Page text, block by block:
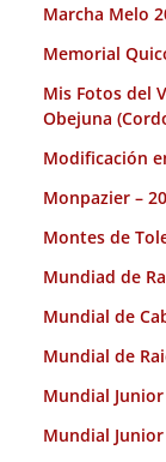
Marcha Melo
Memorial
Mis Fotos del
Obejuna
Modificación
Monpazier –
Montes de
Mundiad de
Mundial de
Mundial de
Mundial Junior
Mundial Junior